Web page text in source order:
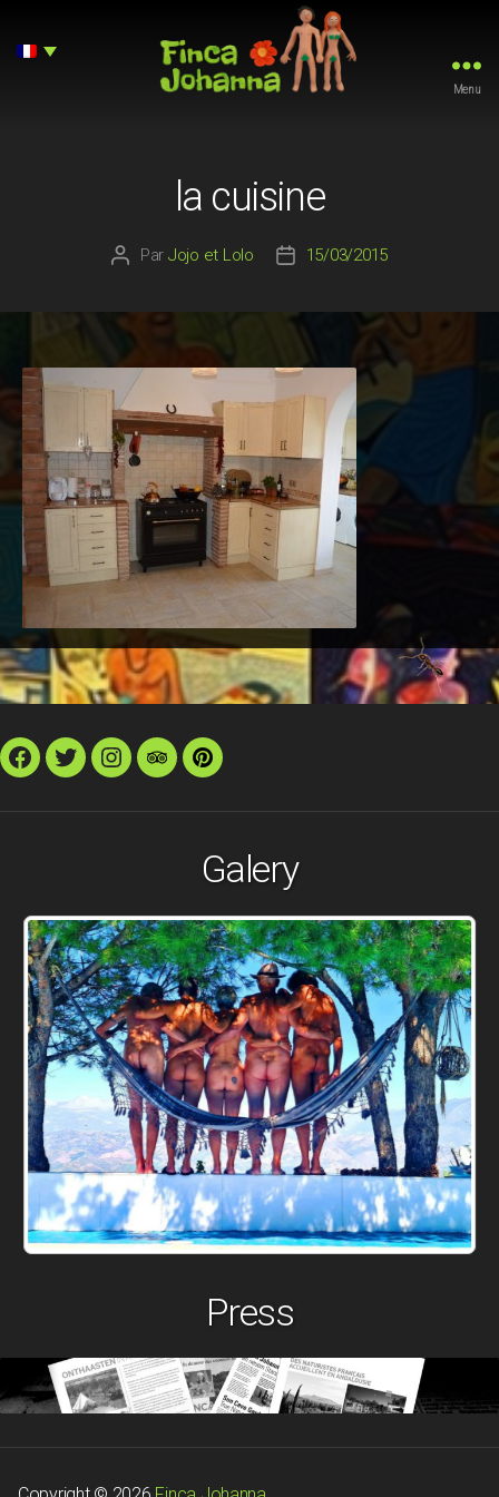
Menu
la cuisine
Auteur
Par Jojo et Lolo
Date15/03/2015
Facebook
TwitterInstagramTripAdvisor
Pinterest
Galery
Press